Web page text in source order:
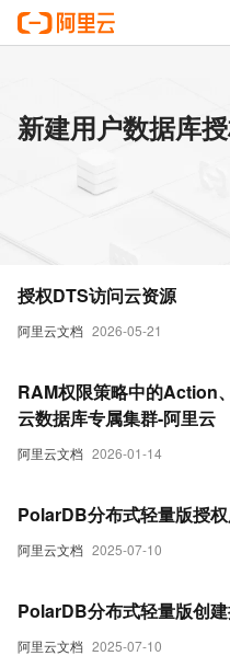
新建用户数据库
阿里云文档 2026-05-21
授权DTS访问云资源
阿里云文档 2026-01-14
RAM权限策略中的Action
云数据库专属集群-阿里云
阿里云文档 2025-07-10
PolarDB分布式轻量版授
阿里云文档 2025-07-10
PolarDB分布式轻量版创